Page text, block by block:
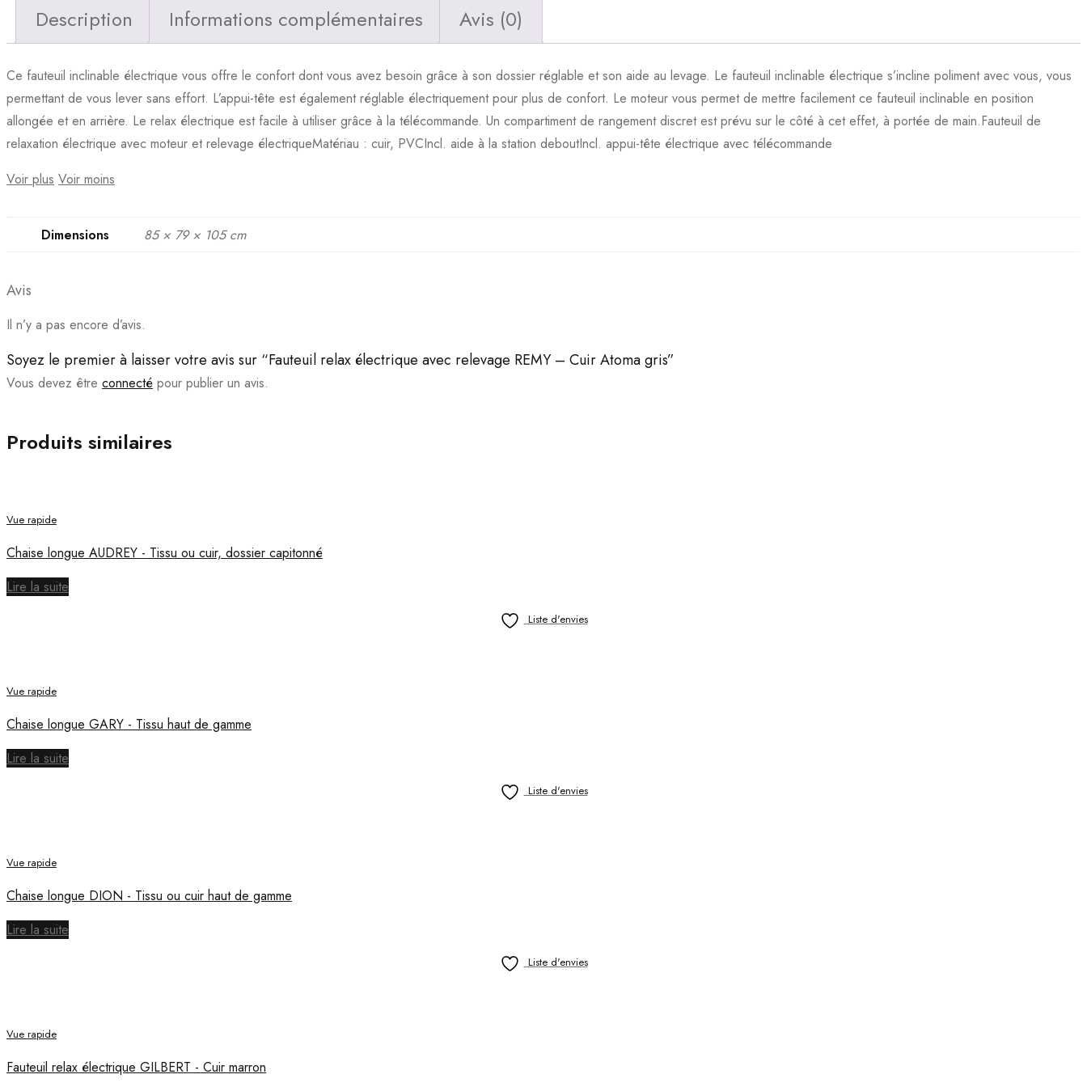
Description Informations complémentaires Avis (0)
Ce fauteuil inclinable électrique vous offre le confort dont vous avez besoin grâce à son dossier réglable et son aide au levage. Le fauteuil inclinable électrique s’incline poliment avec vous, vous
permettant de vous lever sans effort. L’appui-tête est également réglable électriquement pour plus de confort. Le moteur vous permet de mettre facilement ce fauteuil inclinable en position
allongée et en arrière. Le relax électrique est facile à utiliser grâce à la télécommande. Un compartiment de rangement discret est prévu sur le côté à cet effet, à portée de main.Fauteuil de
relaxation électrique avec moteur et relevage électriqueMatériau : cuir, PVCIncl. aide à la station deboutIncl. appui-tête électrique avec télécommande
Voir plus Voir moins
Dimensions 85 × 79 × 105 cm
Avis
Il n’y a pas encore d’avis.
Soyez le premier à laisser votre avis sur “Fauteuil relax électrique avec relevage REMY – Cuir Atoma gris”
Vous devez être connecté pour publier un avis.
Produits similaires
Vue rapide
Chaise longue AUDREY - Tissu ou cuir, dossier capitonné
Lire la suite
Liste d'envies
Vue rapide
Chaise longue GARY - Tissu haut de gamme
Lire la suite
Liste d'envies
Vue rapide
Chaise longue DION - Tissu ou cuir haut de gamme
Lire la suite
Liste d'envies
Vue rapide
Fauteuil relax électrique GILBERT - Cuir marron